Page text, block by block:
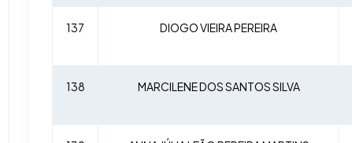
137 DIOGO VIEIRA PEREIRA
138 MARCILENE DOS SANTOS SILVA